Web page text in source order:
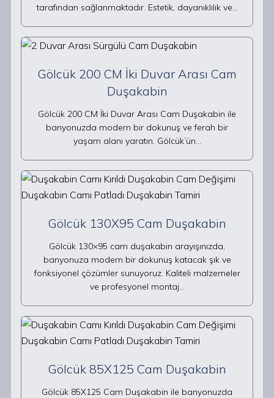
tarafından sağlanmaktadır. Estetik, dayanıklılık ve…
Gölcük 200 CM İki Duvar Arası Cam
Duşakabin
Gölcük 200 CM İki Duvar Arası Cam Duşakabin ile
banyonuzda modern bir dokunuş ve ferah bir
yaşam alanı yaratın. Gölcük’ün…
Gölcük 130X95 Cam Duşakabin
Gölcük 130×95 cam duşakabin arayışınızda,
banyonuza modern bir dokunuş katacak şık ve
fonksiyonel çözümler sunuyoruz. Kaliteli malzemeler
ve profesyonel montaj…
Gölcük 85X125 Cam Duşakabin
Gölcük 85X125 Cam Duşakabin ile banyonuzda